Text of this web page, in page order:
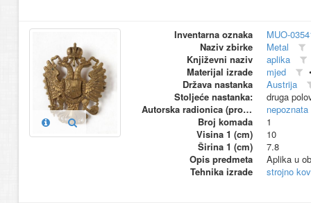
Inventarna oznaka
MUO-
Naziv zbirke
Metal
Književni naziv
aplika
Materijal izrade
mjed
Država nastanka
Austrija
Stoljeće nastanka:
druga
Autorska radionica (proizvođač)
nepoznata
Broj komada
1
Visina 1 (cm)
10
Širina 1 (cm)
7.8
Opis predmeta
Aplika u
Tehnika izrade
strojno